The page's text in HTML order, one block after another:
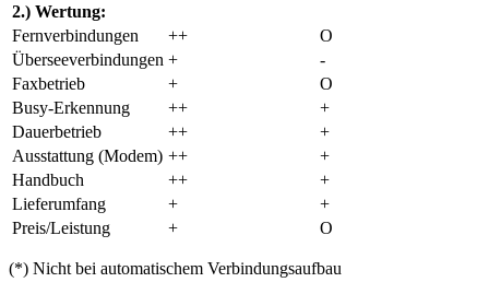
2.) Wertung:
Fernverbindungen
++
O
Überseeverbindungen +
-
Faxbetrieb
+
O
Busy-Erkennung
++
+
Dauerbetrieb
++
+
Ausstattung (Modem) ++
+
Handbuch
++
+
Lieferumfang
+
+
Preis/Leistung
+ O
(*) Nicht bei automatischem Verbindungsaufbau